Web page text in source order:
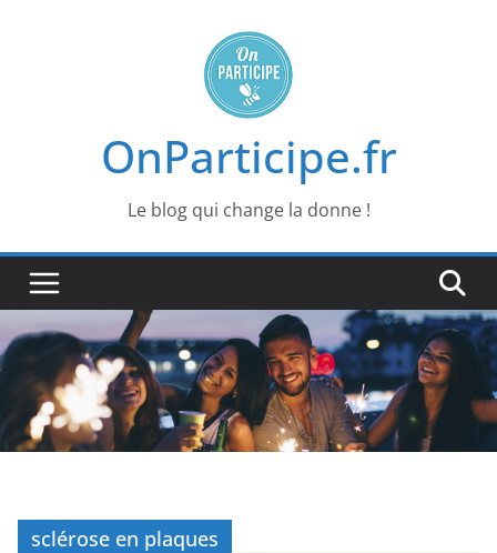
OnParticipe.fr
Le blog qui change la donne !
sclérose en plaques